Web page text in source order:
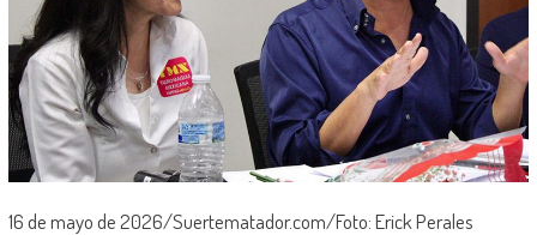
16 de mayo de 2026/Suertematador.com/Foto: Erick Perales